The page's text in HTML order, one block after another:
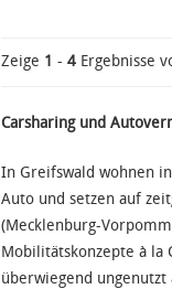
Zeige 1 - 4 Ergebnisse
Carsharing und
In Greifswald wohnen
Auto und setzen auf
(Mecklenburg-
Mobilitätskonzepte à la
überwiegend